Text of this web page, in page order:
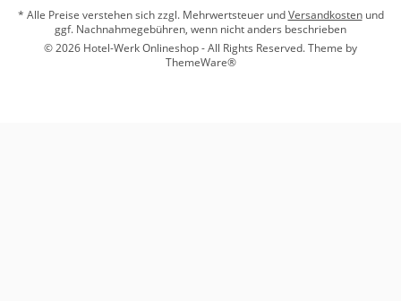
* Alle Preise verstehen sich zzgl. Mehrwertsteuer undVersandkostenund
ggf. Nachnahmegebühren, wenn nicht anders beschrieben
© 2026 Hotel-Werk Onlineshop - All Rights Reserved. Theme by
ThemeWare®